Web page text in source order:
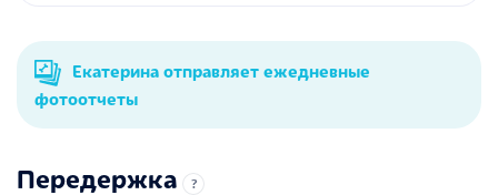
Екатерина отправляет ежедневные
фотоотчеты
Передержка ?